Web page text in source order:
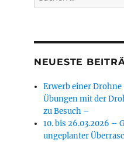
nach:
NEUESTE
Erwerb einer Drohne
Übungen mit der
zu Besuch –
10. bis 26.03.2026 –
ungeplanter